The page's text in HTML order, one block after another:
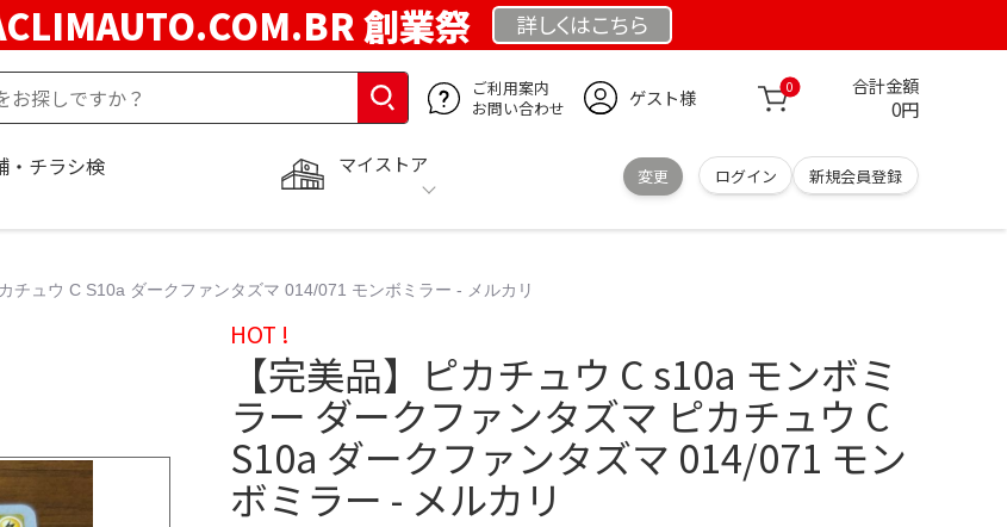
創業祭 詳しくはこちら
ご利用案内
お問い合わせ
ゲスト様 0 合計金額
0円
マイストア
変更 ログイン 新規会員登録
・チラシ検
チュウ C S10a ダークファンタズマ 014/071 モンボミラー - メルカリ
HOT !
【完美品】ピカチュウ C s10a モンボミ
ラー ダークファンタズマ ピカチュウ C
S10a ダークファンタズマ 014/071 モン
ボミラー - メルカリ